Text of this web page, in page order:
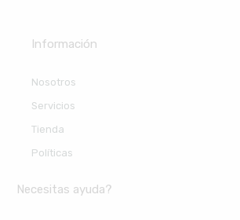
Información
Nosotros
Servicios
Tienda
Políticas
Necesitas ayuda?